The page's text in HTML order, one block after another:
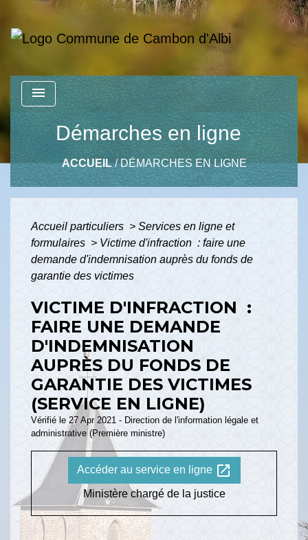
menu
Démarches en ligne
ACCUEIL/DÉMARCHES EN LIGNE
Accueil particuliers > Services en ligne et
formulaires > Victime d'infraction : faire une
demande d'indemnisation auprès du fonds de
garantie des victimes
VICTIME D'INFRACTION :
FAIRE UNE DEMANDE
D'INDEMNISATION
AUPRÈS DU FONDS DE
GARANTIE DES VICTIMES
(SERVICE EN LIGNE)
Vérifié le 27 Apr 2021 - Direction de l'information légale et
administrative (Première ministre)
Accéder au service en ligne open_in_new
Ministère chargé de la justice